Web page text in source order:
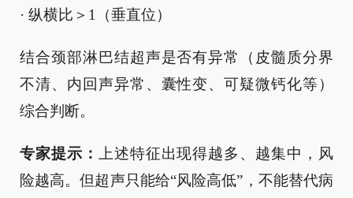
· 纵横比＞1（垂直位）
结合颈部淋巴结超声是否有异常（皮髓质分界
不清、内回声异常、囊性变、可疑微钙化等）
综合判断。
专家提示： 上述特征出现得越多、越集中，风
险越高。但超声只能给“风险高低”，不能替代病